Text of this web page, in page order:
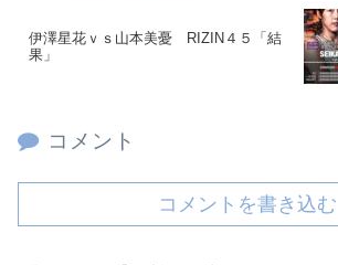
伊澤星花ｖｓ山本美憂 RIZIN４５「結
果」
コメント
コメントを書き込む